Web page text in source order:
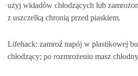
użyj wkładów chłodzących lub
z uszczelką chronią przed piaskiem.
Lifehack: zamroź napój w plastikowej
chłodzący; po rozmrożeniu masz